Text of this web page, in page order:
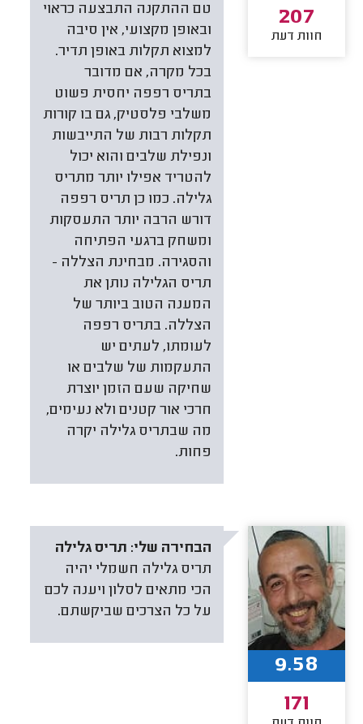
טם ההתקנה התבצעה כראוי
ובאופן מקצועי, אין סיבה
למצוא תקלות באופן תדיר.
בכל מקרה, אם מדובר
בתריס רפפה יחסית פשוט
משלבי פלסטיק, גם בו קורות
תקלות רבות של התייבשות
ונפילת שלבים והוא יכול
להטריד אפילו יותר מתריס
גלילה. כמו כן תריס רפפה
דורש הרבה יותר התעסקות
ומשחק ברגעי הפתיחה
והסגירה. מבחינת הצללה -
תריס הגלילה נותן את
המענה הטוב ביותר של
הצללה. בתריס רפפה
לעומתו, לעתים יש
התעקמות של שלבים או
שחיקה שעם הזמן יוצרת
חרכי אור קטנים ולא נעימים,
מה שבתריס גלילה יקרה
פחות.
207
חוות דעת
הבחירה שלי: תריס גלילה
תריס גלילה חשמלי יהיה
הכי מתאים לסלון ויענה לכם
על כל הצרכים שביקשתם.
9.58
171